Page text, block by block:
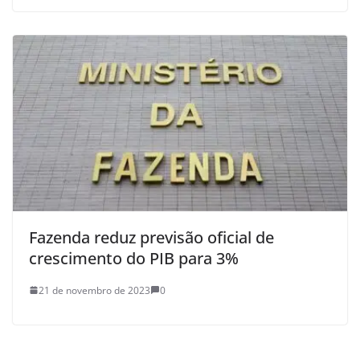
Fazenda reduz previsão oficial de
crescimento do PIB para 3%
21 de novembro de 2023 0